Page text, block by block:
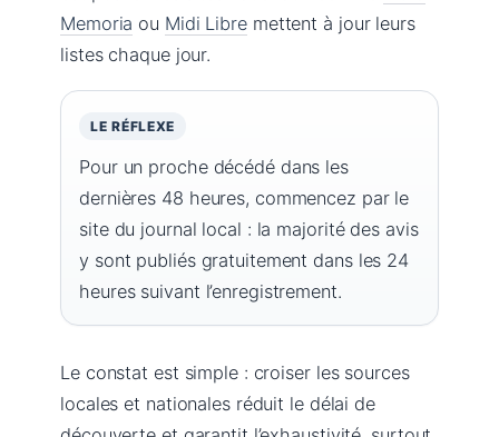
Memoria ou Midi Libremettent à jour leurs
listes chaque jour.
LE RÉFLEXE
Pour un proche décédé dans les
dernières 48 heures, commencez par le
site du journal local : la majorité des avis
y sont publiés gratuitement dans les 24
heures suivant l’enregistrement.
Le constat est simple : croiser les sources
locales et nationales réduit le délai de